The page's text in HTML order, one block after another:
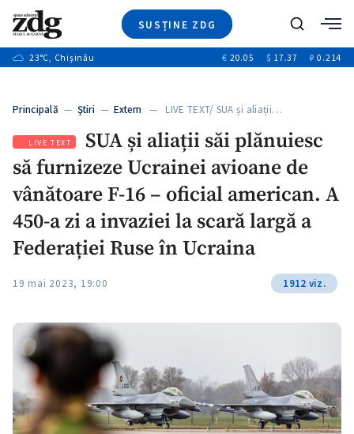
SUSȚINE ZDG
Ştiri
+6
Special
+1
Blog
+2
ZdGust
Caută
23°C, Chișinău € 20.05 $ 17.37 ₽ 0.214
Principală — Ştiri — Extern — LIVE TEXT/ SUA și aliații…
LIVE TEXT
SUA și aliații săi plănuiesc
să furnizeze Ucrainei avioane de
vânătoare F-16 – oficial american. A
450-a zi a invaziei la scară largă a
Federației Ruse în Ucraina
19 mai 2023, 19:00 1912 viz.